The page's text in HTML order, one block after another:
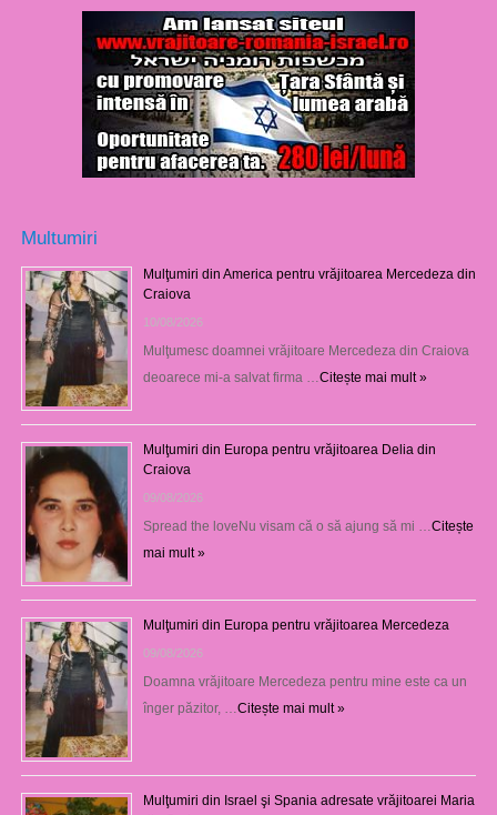
Multumiri
Mulţumiri din America pentru vrăjitoarea Mercedeza din
Craiova
10/08/2026
Mulţumesc doamnei vrăjitoare Mercedeza din Craiova
deoarece mi-a salvat firma …Citește mai mult »
Mulţumiri din Europa pentru vrăjitoarea Delia din
Craiova
09/08/2026
Spread the loveNu visam că o să ajung să mi …Citește
mai mult »
Mulţumiri din Europa pentru vrăjitoarea Mercedeza
09/08/2026
Doamna vrăjitoare Mercedeza pentru mine este ca un
înger păzitor, …Citește mai mult »
Mulţumiri din Israel şi Spania adresate vrăjitoarei Maria